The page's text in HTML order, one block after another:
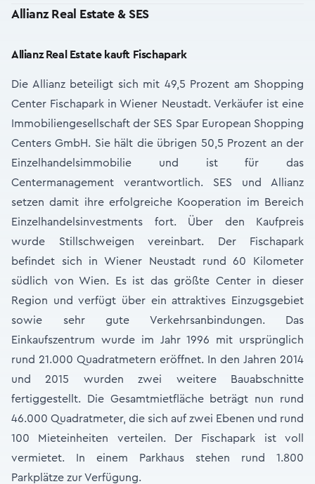
Allianz Real Estate & SES
Allianz Real Estate kauft Fischapark
Die Allianz beteiligt sich mit 49,5 Prozent am Shopping
Center Fischapark in Wiener Neustadt. Verkäufer ist eine
Immobiliengesellschaft der SES Spar European Shopping
Centers GmbH. Sie hält die übrigen 50,5 Prozent an der
Einzelhandelsimmobilie und ist für das
Centermanagement verantwortlich. SES und Allianz
setzen damit ihre erfolgreiche Kooperation im Bereich
Einzelhandelsinvestments fort. Über den Kaufpreis
wurde Stillschweigen vereinbart. Der Fischapark
befindet sich in Wiener Neustadt rund 60 Kilometer
südlich von Wien. Es ist das größte Center in dieser
Region und verfügt über ein attraktives Einzugsgebiet
sowie sehr gute Verkehrsanbindungen. Das
Einkaufszentrum wurde im Jahr 1996 mit ursprünglich
rund 21.000 Quadratmetern eröffnet. In den Jahren 2014
und 2015 wurden zwei weitere Bauabschnitte
fertiggestellt. Die Gesamtmietfläche beträgt nun rund
46.000 Quadratmeter, die sich auf zwei Ebenen und rund
100 Mieteinheiten verteilen. Der Fischa­park ist voll
vermietet. In einem Parkhaus stehen rund 1.800
Parkplätze zur Verfügung.